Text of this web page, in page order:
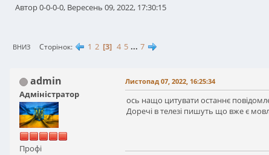
Автор 0-0-0-0, Вересень 09, 2022, 17:30:15
ВНИЗ Сторінок 1 2 3 4 5 ... 7
admin
Адміністратор
Профі
Листопад 07, 2022, 16:25:34
ось нащо цитувати останнє
Доречі в телезі пишуть що вже є